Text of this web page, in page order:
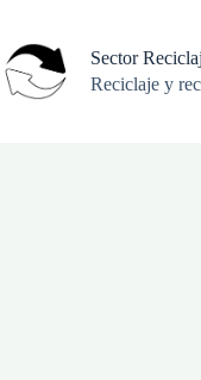
contenido
Sector
Reciclaje y